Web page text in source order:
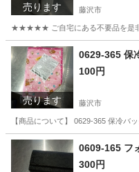
売ります 藤沢市
★★★★★ ご自宅にある不要品を是非
神奈川 藤沢市 キッチン家
売ります
0629-365 保
100円
藤沢市
【商品について】 0629-365 保冷バ
神奈川 藤沢市 0609-165 フ
300円